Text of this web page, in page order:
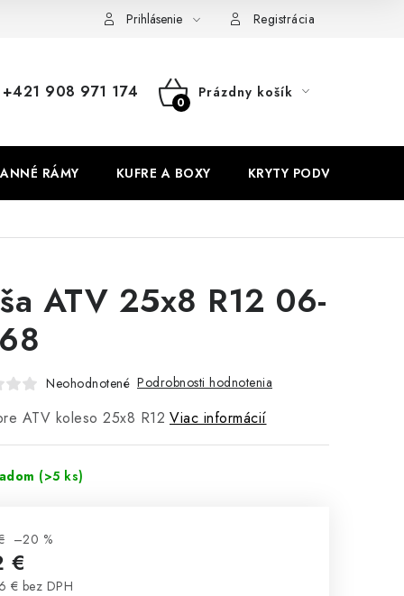
Prihlásenie Registrácia
+421 908 971 174
NÁKUPNÝ
Prázdny košík
RÁMY KUFRE A BOXY KRYTY PODVOZKU
ATV 25x8 R12 06-
Neohodnotené Podrobnosti hodnotenia
ATV koleso 25x8 R12 Viac informácií
(>5 ks)
–20 %
€
€ bez DPH